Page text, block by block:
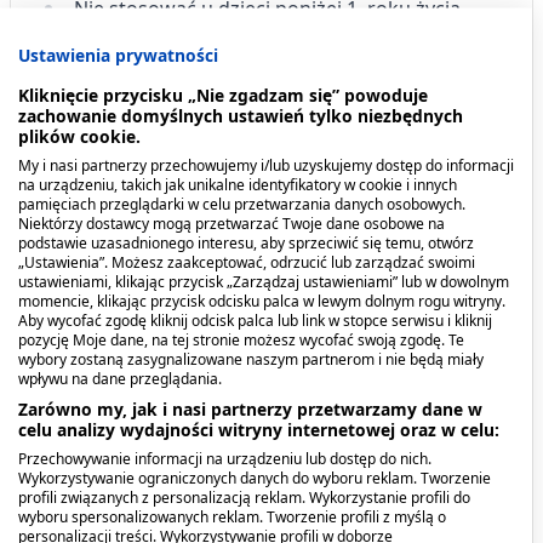
Nie stosować u dzieci poniżej 1. roku życia.
Nie stosować pozajelitowo.
Preparat może być jedynym źródłem
pożywienia.
Zawiera białka mleka.
Co zawiera produkt?
Woda, maltodekstryna, oleje roślinne
(słonecznikowy, rzepakowy), sacharoza, białka
mleka, składniki mineralne (cytrynian potasu,
cytrynian sodu, cytrynian wapnia, fosforan sodu,
chlorek potasu, cytrynian magnezu, tlenek
magnezu, siarczan żelaza (II) , siarczan cynku,
siarczan manganu, siarczan miedzi (II), fluorek
sodu, chlorek chromu (III), jodek potasu,
molibdenian (VI) sodu, selenian (VI) sodu),
Ustawienia prywatności
Kliknięcie przycisku „Nie zgadzam się” powoduje
zachowanie domyślnych ustawień tylko niezbędnych
plików cookie.
My i nasi partnerzy przechowujemy i/lub uzyskujemy dostęp do informacji
na urządzeniu, takich jak unikalne identyfikatory w cookie i innych
pamięciach przeglądarki w celu przetwarzania danych osobowych.
Niektórzy dostawcy mogą przetwarzać Twoje dane osobowe na
podstawie uzasadnionego interesu, aby sprzeciwić się temu, otwórz
„Ustawienia”. Możesz zaakceptować, odrzucić lub zarządzać swoimi
ustawieniami, klikając przycisk „Zarządzaj ustawieniami” lub w dowolnym
momencie, klikając przycisk odcisku palca w lewym dolnym rogu witryny.
Aby wycofać zgodę kliknij odcisk palca lub link w stopce serwisu i kliknij
pozycję Moje dane, na tej stronie możesz wycofać swoją zgodę. Te
wybory zostaną zasygnalizowane naszym partnerom i nie będą miały
wpływu na dane przeglądania.
Zarówno my, jak i nasi partnerzy przetwarzamy dane w
celu analizy wydajności witryny internetowej oraz w celu:
Przechowywanie informacji na urządzeniu lub dostęp do nich.
Wykorzystywanie ograniczonych danych do wyboru reklam. Tworzenie
profili związanych z personalizacją reklam. Wykorzystanie profili do
wyboru spersonalizowanych reklam. Tworzenie profili z myślą o
personalizacji treści. Wykorzystywanie profili w doborze